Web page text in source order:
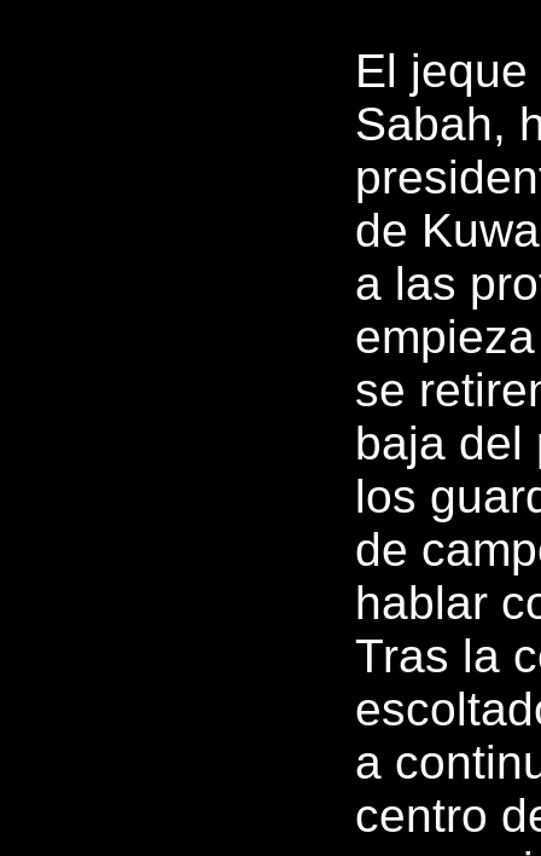
El
Sabah,
de
a las
se
baja del
los
de
hablar
Tras la
a
centro